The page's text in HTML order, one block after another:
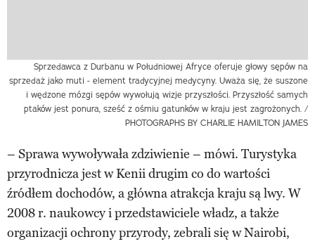
Sprzedawca z Durbanu w Południowej Afryce oferuje głowy sępów na
sprzedaż jako muti - element tradycyjnej medycyny. Uważa się, że suszone
i wędzone mózgi sępów wywołują wizje przyszłości. Przyszłość samych
ptaków jest ponura, sześć z ośmiu gatunków w kraju jest zagrożonych. /
PHOTOGRAPHS BY CHARLIE HAMILTON JAMES
– Sprawa wywoływała zdziwienie – mówi. Turystyka
przyrodnicza jest w Kenii drugim co do wartości
źródłem dochodów, a główna atrakcja kraju są lwy. W
2008 r. naukowcy i przedstawiciele władz, a także
organizacji ochrony przyrody, zebrali się w Nairobi,